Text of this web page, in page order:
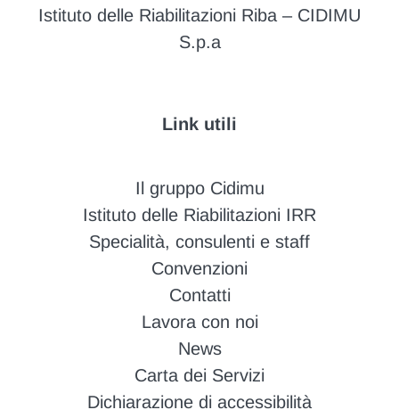
Istituto delle Riabilitazioni Riba – CIDIMU
S.p.a
Link utili
Il gruppo Cidimu
Istituto delle Riabilitazioni IRR
Specialità, consulenti e staff
Convenzioni
Contatti
Lavora con noi
News
Carta dei Servizi
Dichiarazione di accessibilità